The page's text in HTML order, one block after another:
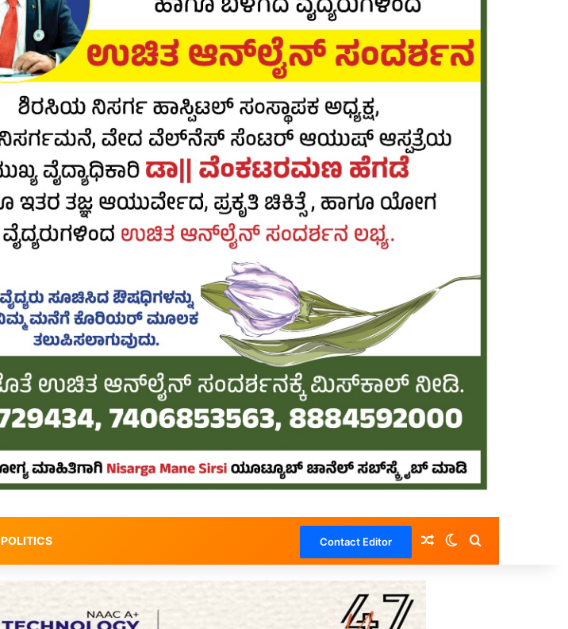
POLITICS Contact Editor Random Article
Switch skin
Search for